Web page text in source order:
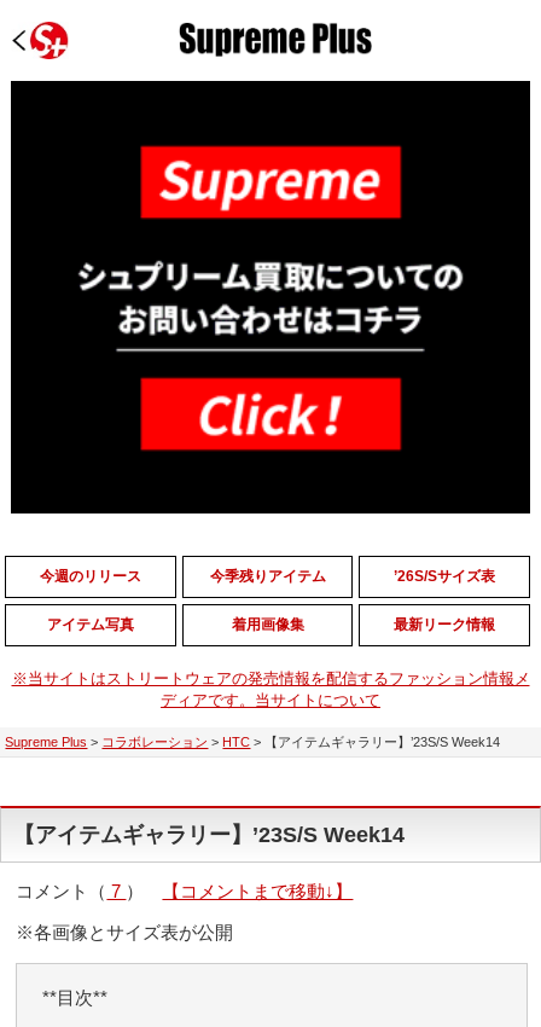
今週のリリース 今季残りアイテム ’26S/Sサイズ表
アイテム写真 着用画像集 最新リーク情報
※当サイトはストリートウェアの発売情報を配信するファッション情報メ
ディアです。当サイトについて
Supreme Plus > コラボレーション > HTC > 【アイテムギャラリー】’23S/S Week14
【アイテムギャラリー】’23S/S Week14
コメント（ 7 ）
【コメントまで移動↓】
※各画像とサイズ表が公開
**目次**